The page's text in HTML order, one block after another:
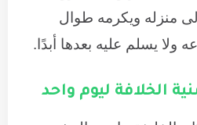
منزله ويكرمه طوال
ولا يسلم عليه بعدها أبدًا.
الخلافة ليوم واحد